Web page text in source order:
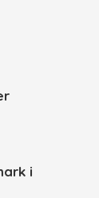
i